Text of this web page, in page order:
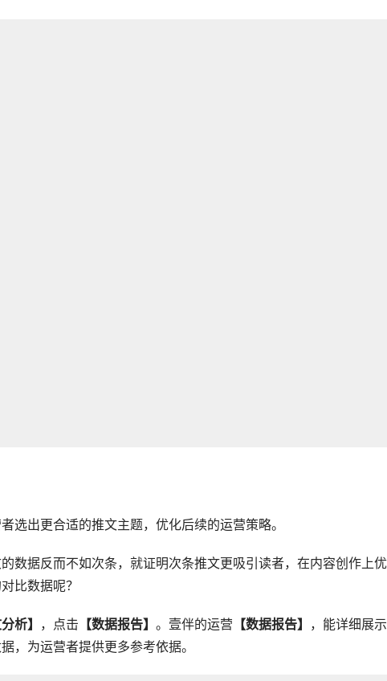
选出更合适的推文主题，优化后续的运营策略。
数据反而不如次条，就证明次条推文更吸引读者，在内容创作上
比数据呢？
析】 ，点击 【数据报告】 。壹伴的运营 【数据报告】
，能详细展
，为运营者提供更多参考依据。